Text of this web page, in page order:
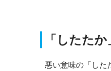
「したた
悪い意味の「した